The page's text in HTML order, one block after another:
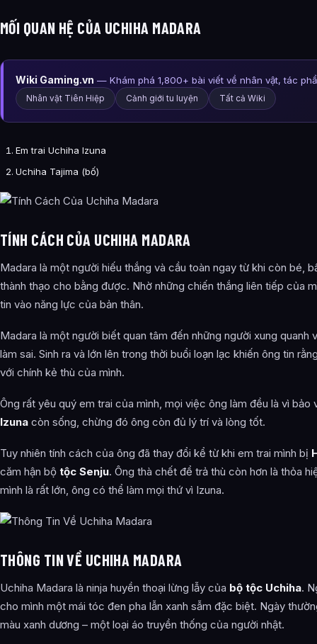
MỐI QUAN HỆ CỦA UCHIHA MADARA
Wiki Gaming.vn — Khám phá 1,800+ bài viết về nhân vật, tác
Nhân vật Tiên Hiệp Cảnh giới tu luyện Tất cả Wiki
Em trai Uchiha Izuna
Uchiha Tajima (bố)
TÍNH CÁCH CỦA UCHIHA MADARA
Madara là một người hiếu thắng và cầu toàn ngay từ khi còn bé,
thành thạo cho bằng được. Nhờ những chiến thắng liên tiếp của
tin vào năng lực của bản thân.
Madara là một người biết quan tâm đến những người xung quanh
làm sai. Sinh ra và lớn lên trong thời buổi loạn lạc khiến ông tin
với chính kẻ thù của mình.
Ông rất yêu quý em trai của mình, mọi việc ông làm đều là vì bảo
Izuna còn sống, chừng đó ông còn đủ lý trí và lòng tốt.
Tuy nhiên tính cách của ông đã thay đổi kể từ khi em trai mình bị
căm hận bộ tộc Senju. Ông thà chết để trả thù còn hơn là thỏa
mình là rất lớn, ông có thể làm mọi thứ vì Izuna.
THÔNG TIN VỀ UCHIHA MADARA
Uchiha Madara là ninja huyền thoại lừng lẫy của bộ tộc Uchiha.
cho mình một mái tóc đen pha lẫn xanh sẫm đặc biệt. Ngày
màu xanh dương – một loại áo truyền thống của người nhật.